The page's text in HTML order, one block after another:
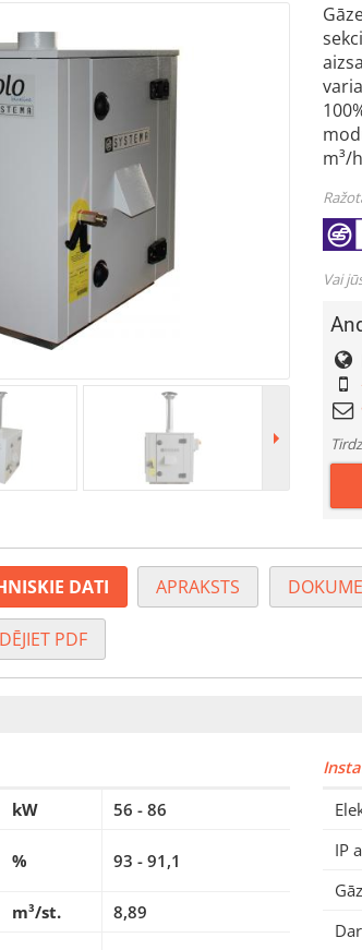
m³/
Vai
DATI APRAKSTS
PDF
kW
56 - 86
% 93 - 91,1
m³/st.
8,89
IP